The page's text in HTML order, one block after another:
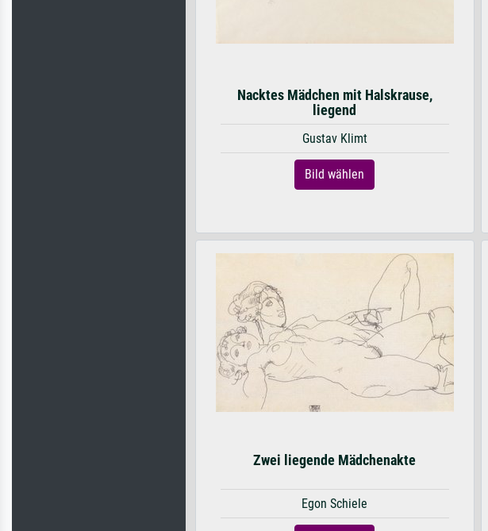
Nacktes Mädchen mit Halskrause,
liegend
Gustav Klimt
Bild wählen
Zwei liegende Mädchenakte
Egon Schiele